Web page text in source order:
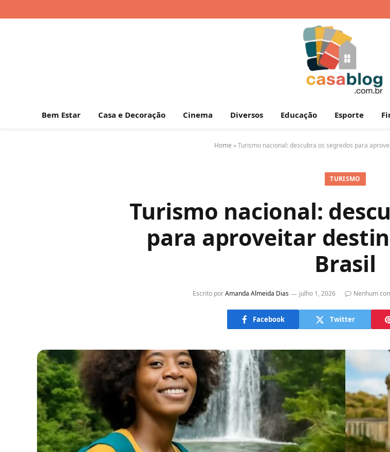
Bem Estar Casa e Decoração Cinema Diversos Educação Esporte
Home »Turismo nacional: descubra os segredos para
TURISMO
Turismo nacional:
para aproveitar
Brasil
Escrito porAmanda Almeida Dias julho 1, 2026 Nenhum
Facebook Twitter